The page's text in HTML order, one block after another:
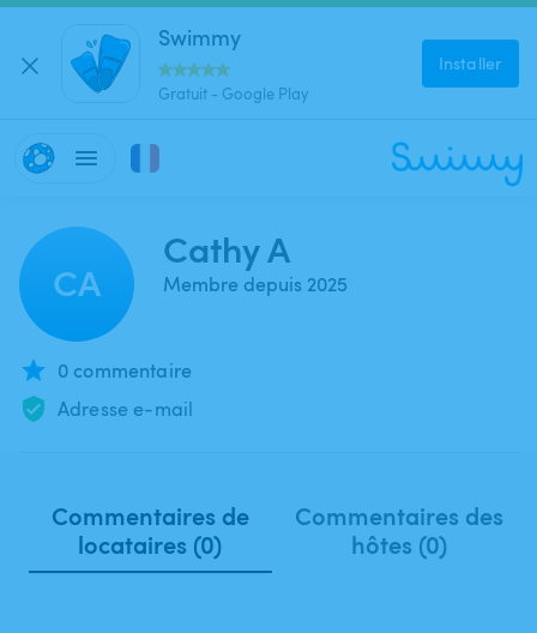
Swimmy
Gratuit - Google Play
Installer
CA
Cathy A
Membre depuis 2025
0 commentaire
Adresse e-mail
Commentaires de
locataires (0)
Commentaires des
hôtes (0)